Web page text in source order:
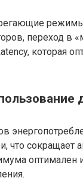
переход в
которая
что сокращает
оптимален